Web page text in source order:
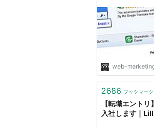
Google ウォレ
オンライン
Gmailを介
トリビア
イースターエ
Googleの検索
web-
2686 ブックマーク
【転職エント
入社します｜